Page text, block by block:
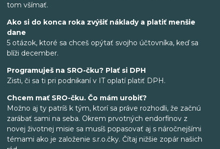
tom všímať.
Ako si do konca roka zvýšiť náklady a platiť menšie
dane
5 otázok, ktoré sa chceš opýtať svojho účtovníka, keď sa
blíži december.
Programuješ na SRO-čku? Plať si DPH
Zisti, či sa ti pri podnikaní v IT oplatí platiť DPH.
Chcem mať SRO-čku. Čo mám urobiť?
Možno aj ty patríš k tým, ktorí sa práve rozhodli, že začnú
zarábať sami na seba. Okrem prvotných endorfínov z
novej životnej misie sa musíš popasovať aj s náročnejšími
témami ako je založenie s.r.o.čky. Čítaj nižšie zopár našich